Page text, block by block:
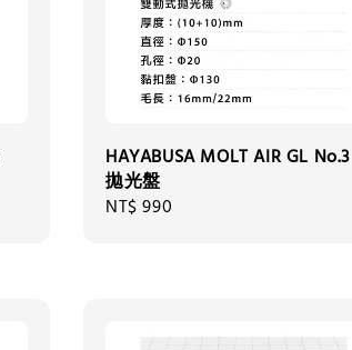
HAYABUSA MOLT AIR GL No.3
拋光盤
Regular
NT$ 990